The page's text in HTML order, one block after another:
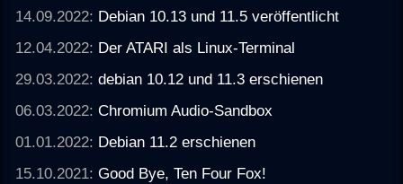
14.09.2022: Debian 10.13 und 11.5 veröffentlicht
12.04.2022: Der ATARI als Linux-Terminal
29.03.2022:debian 10.12 und 11.3 erschienen
06.03.2022:Chromium Audio-Sandbox
01.01.2022: Debian 11.2 erschienen
15.10.2021:Good Bye, Ten Four Fox!